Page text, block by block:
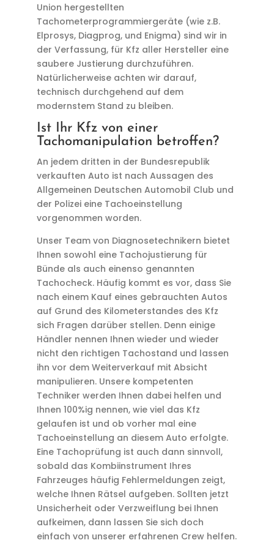
Union hergestellten
Tachometerprogrammiergeräte (wie z.B.
Elprosys, Diagprog, und Enigma) sind wir in
der Verfassung, für Kfz aller Hersteller eine
saubere Justierung durchzuführen.
Natürlicherweise achten wir darauf,
technisch durchgehend auf dem
modernstem Stand zu bleiben.
Ist Ihr Kfz von einer
Tachomanipulation betroffen?
An jedem dritten in der Bundesrepublik
verkauften Auto ist nach Aussagen des
Allgemeinen Deutschen Automobil Club und
der Polizei eine Tachoeinstellung
vorgenommen worden.
Unser Team von Diagnosetechnikern bietet
Ihnen sowohl eine Tachojustierung für
Bünde als auch einenso genannten
Tachocheck. Häufig kommt es vor, dass Sie
nach einem Kauf eines gebrauchten Autos
auf Grund des Kilometerstandes des Kfz
sich Fragen darüber stellen. Denn einige
Händler nennen Ihnen wieder und wieder
nicht den richtigen Tachostand und lassen
ihn vor dem Weiterverkauf mit Absicht
manipulieren. Unsere kompetenten
Techniker werden Ihnen dabei helfen und
Ihnen 100%ig nennen, wie viel das Kfz
gelaufen ist und ob vorher mal eine
Tachoeinstellung an diesem Auto erfolgte.
Eine Tachoprüfung ist auch dann sinnvoll,
sobald das Kombiinstrument Ihres
Fahrzeuges häufig Fehlermeldungen zeigt,
welche Ihnen Rätsel aufgeben. Sollten jetzt
Unsicherheit oder Verzweiflung bei Ihnen
aufkeimen, dann lassen Sie sich doch
einfach von unserer erfahrenen Crew helfen.